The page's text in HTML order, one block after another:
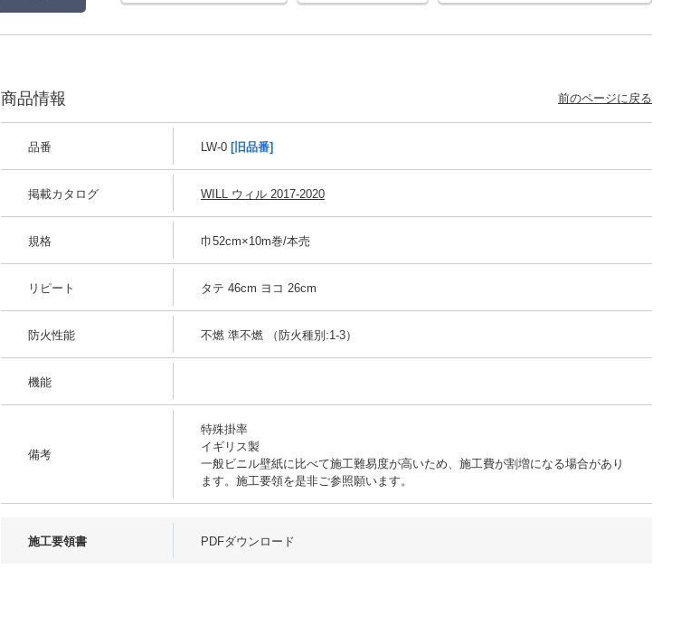
商品情報 前のページに戻る
品番 LW-0 [旧品番]
掲載カタログ WILL ウィル 2017-2020
規格 巾52cm×10m巻/本売
リピート タテ 46cm ヨコ 26cm
防火性能 不燃 準不燃 （防火種別:1-3）
機能
備考
特殊掛率
イギリス製
一般ビニル壁紙に比べて施工難易度が高いため、施工費が割増になる場合があり
ます。施工要領を是非ご参照願います。
施工要領書 PDFダウンロード